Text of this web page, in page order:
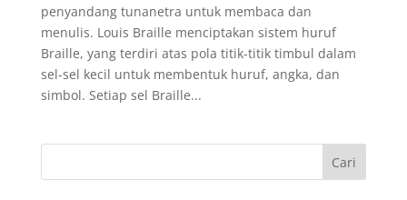
penyandang tunanetra untuk membaca dan
menulis. Louis Braille menciptakan sistem huruf
Braille, yang terdiri atas pola titik-titik timbul dalam
sel-sel kecil untuk membentuk huruf, angka, dan
simbol. Setiap sel Braille...
Cari